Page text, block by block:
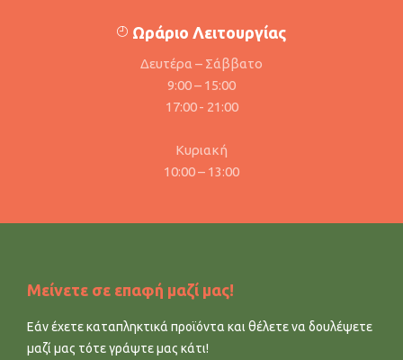
Ωράριο Λειτουργίας
Δευτέρα – Σάββατο
9:00 – 15:00
17:00 - 21:00
Κυριακή
10:00 – 13:00
Μείνετε σε επαφή μαζί μας!
Εάν έχετε καταπληκτικά προϊόντα και θέλετε να δουλέψετε
μαζί μας τότε γράψτε μας κάτι!